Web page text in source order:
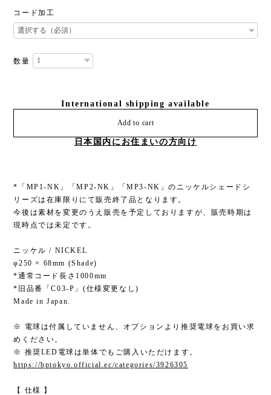
コード加工
数量
International shipping available
Add to cart
日本国内にお住まいの方向け
*「MP1-NK」「MP2-NK」「MP3-NK」のニッケルシェードシ
リーズは在庫限りにて販売終了品となります。
今後は素材を変更のうえ販売を予定しておりますが、販売時期は
現時点では未定です。
ニッケル / NICKEL
φ250 × 68mm (Shade)
*通常コード長さ1000mm
*旧品番「C03-P」(仕様変更なし)
Made in Japan.
※ 電球は付属していません、オプションより推奨電球をお買い求
めください。
※ 推奨LED電球は単体でもご購入いただけます。
https://bptokyo.official.ec/categories/3926305
【 仕様 】